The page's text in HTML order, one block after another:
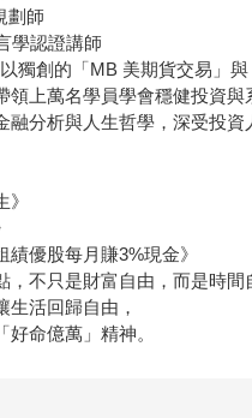
劃師
學認證講師
獨創的「MB 美期貨交易」
領上萬名學員學會穩健投資與
融分析與人生哲學，深受投資
績優股每月賺3%現金》
，不只是財富自由，而是時間
生活回歸自由，
命億萬」精神。